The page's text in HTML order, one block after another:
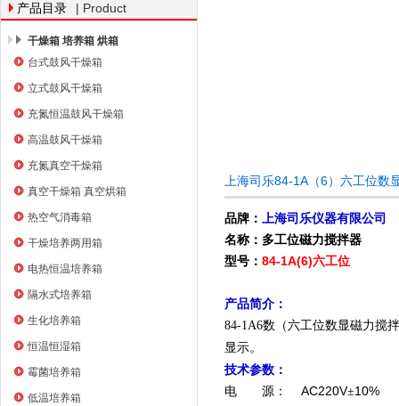
上海右一仪器有限公司
产品目录 | Product
干燥箱 培养箱 烘箱
台式鼓风干燥箱
立式鼓风干燥箱
充氮恒温鼓风干燥箱
高温鼓风干燥箱
充氮真空干燥箱
真空干燥箱 真空烘箱
热空气消毒箱
干燥培养两用箱
电热恒温培养箱
隔水式培养箱
生化培养箱
恒温恒湿箱
霉菌培养箱
低温培养箱
上海司乐84-1A（6）六工位数
品牌：
上海司乐仪器有限公司
名称：多工位磁力搅拌器
型号： 84-1A(6)六工位
产品简介：
84-1A6数（六工位数显磁力搅
显示。
技术参数：
电 源： AC220V±10%